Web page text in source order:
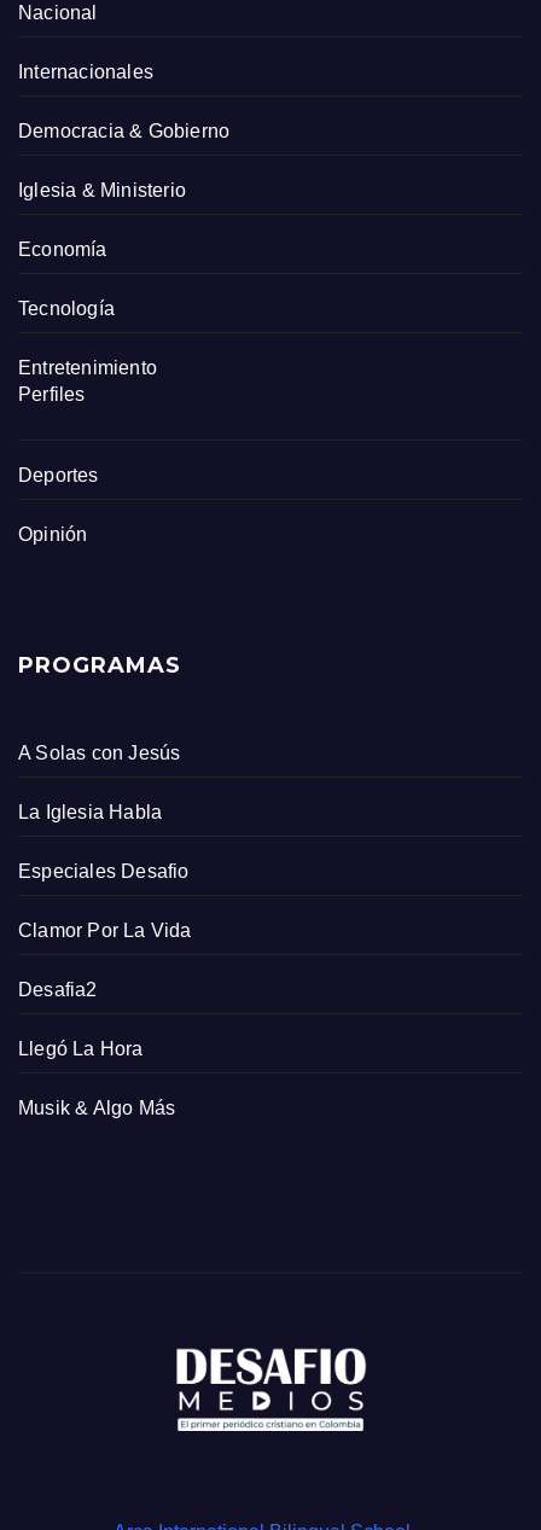
Nacional
Internacionales
Democracia & Gobierno
Iglesia & Ministerio
Economía
Tecnología
Entretenimiento
Perfiles
Deportes
Opinión
PROGRAMAS
A Solas con Jesús
La Iglesia Habla
Especiales Desafio
Clamor Por La Vida
Desafia2
Llegó La Hora
Musik & Algo Más